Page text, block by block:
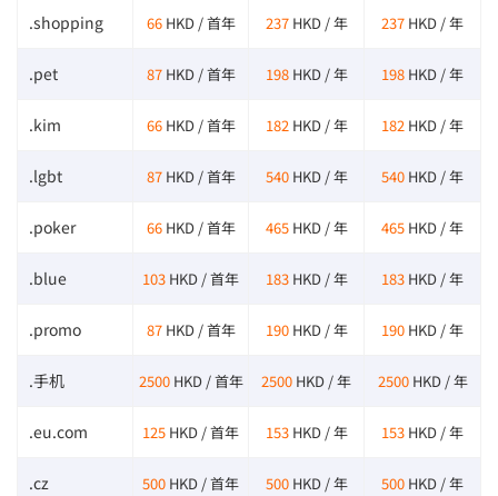
.shopping 66 HKD / 首年 237 HKD / 年 237 HKD / 年
.pet 87 HKD / 首年 198 HKD / 年 198 HKD / 年
.kim 66 HKD / 首年 182 HKD / 年 182 HKD / 年
.lgbt 87 HKD / 首年 540 HKD / 年 540 HKD / 年
.poker 66 HKD / 首年 465 HKD / 年 465 HKD / 年
.blue 103 HKD / 首年 183 HKD / 年 183 HKD / 年
.promo 87 HKD / 首年 190 HKD / 年 190 HKD / 年
.手机 2500 HKD / 首年 2500 HKD / 年 2500 HKD / 年
.eu.com 125 HKD / 首年 153 HKD / 年 153 HKD / 年
.cz 500 HKD / 首年 500 HKD / 年 500 HKD / 年